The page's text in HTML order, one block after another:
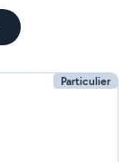
Particulier